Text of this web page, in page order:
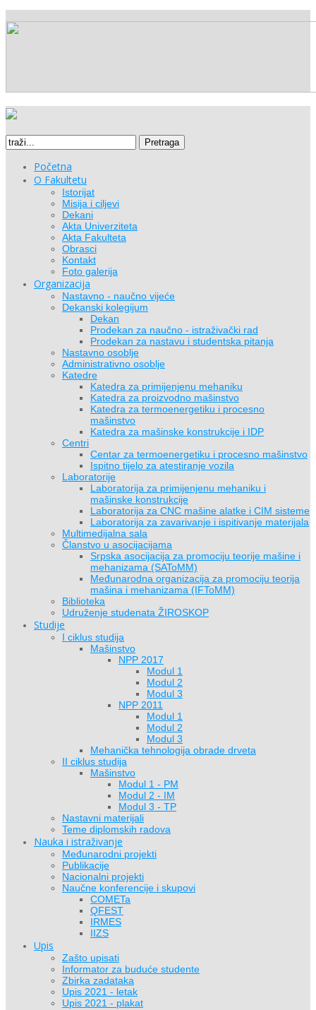
Pretraga
Početna
O Fakultetu
Istorijat
Misija i ciljevi
Dekani
Akta Univerziteta
Akta Fakulteta
Obrasci
Kontakt
Foto galerija
Organizacija
Nastavno - naučno vijeće
Dekanski kolegijum
Dekan
Prodekan za naučno - istraživački rad
Prodekan za nastavu i studentska pitanja
Nastavno osoblje
Administrativno osoblje
Katedre
Katedra za primijenjenu mehaniku
Katedra za proizvodno mašinstvo
Katedra za termoenergetiku i procesno
mašinstvo
Katedra za mašinske konstrukcije i IDP
Centri
Centar za termoenergetiku i procesno mašinstvo
Ispitno tijelo za atestiranje vozila
Laboratorije
Laboratorija za primijenjenu mehaniku i
mašinske konstrukcije
Laboratorija za CNC mašine alatke i CIM sisteme
Laboratorija za zavarivanje i ispitivanje materijala
Multimedijalna sala
Članstvo u asocijacijama
Srpska asocijacija za promociju teorije mašine i
mehanizama (SAToMM)
Međunarodna organizacija za promociju teorija
mašina i mehanizama (IFToMM)
Biblioteka
Udruženje studenata ŽIROSKOP
Studije
I ciklus studija
Mašinstvo
NPP 2017
Modul 1
Modul 2
Modul 3
NPP 2011
Modul 1
Modul 2
Modul 3
Mehanička tehnologija obrade drveta
II ciklus studija
Mašinstvo
Modul 1 - PM
Modul 2 - IM
Modul 3 - TP
Nastavni materijali
Teme diplomskih radova
Nauka i istraživanje
Međunarodni projekti
Publikacije
Nacionalni projekti
Naučne konferencije i skupovi
COMETa
QFEST
IRMES
IIZS
Upis
Zašto upisati
Informator za buduće studente
Zbirka zadataka
Upis 2021 - letak
Upis 2021 - plakat